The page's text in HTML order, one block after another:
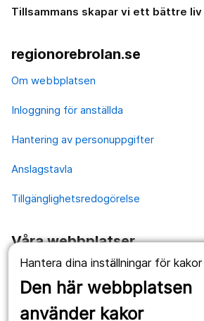
Hantera dina inställningar för kakor
Den här webbplatsen
använder kakor
Tillsammans skapar vi ett bättre liv
regionorebrolan.se
Om webbplatsen
Inloggning för anställda
Hantering av personuppgifter
Anslagstavla
Tillgänglighetsredogörelse
Våra webbplatser
1177.se
Länstrafiken